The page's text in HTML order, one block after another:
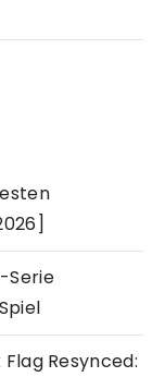
Serie
Flag Resynced: